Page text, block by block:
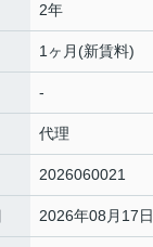
2年
1ヶ月(新賃料)
-
代理
2026060021
2026年08月17日